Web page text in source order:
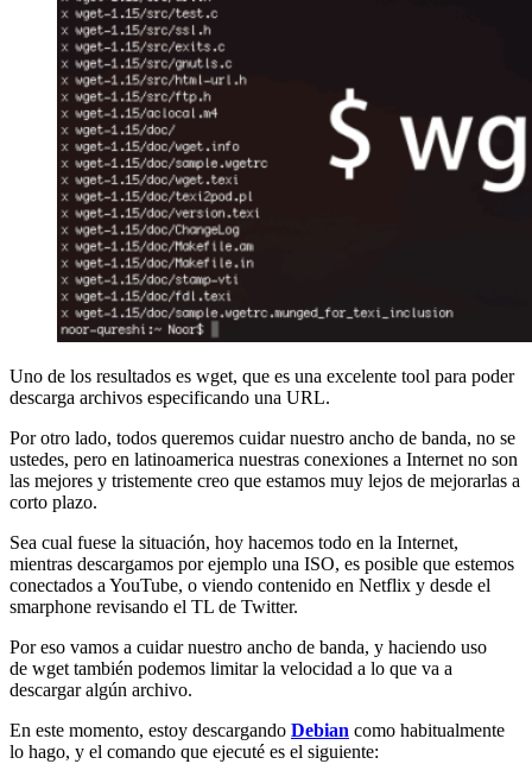
Uno de los resultados es wget, que es una excelente tool para poder
descarga archivos especificando una URL.
Por otro lado, todos queremos cuidar nuestro ancho de banda, no se
ustedes, pero en latinoamerica nuestras conexiones a Internet no son
las mejores y tristemente creo que estamos muy lejos de mejorarlas a
corto plazo.
Sea cual fuese la situación, hoy hacemos todo en la Internet,
mientras descargamos por ejemplo una ISO, es posible que estemos
conectados a YouTube, o viendo contenido en Netflix y desde el
smarphone revisando el TL de Twitter.
Por eso vamos a cuidar nuestro ancho de banda, y haciendo uso
de wget también podemos limitar la velocidad a lo que va a
descargar algún archivo.
En este momento, estoy descargando Debian como habitualmente
lo hago, y el comando que ejecuté es el siguiente: